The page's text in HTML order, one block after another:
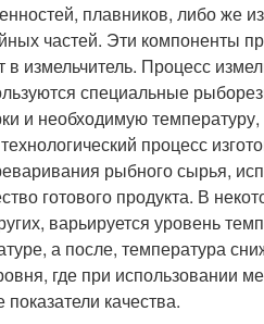
плавников, либо же
частей. Эти компоненты
измельчитель. Процесс
специальные
и необходимую температуру,
процесс
рыбного сырья,
готового продукта. В
варьируется уровень
а после, температура
где при использовании
качества.